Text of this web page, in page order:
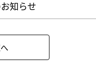
知らせ